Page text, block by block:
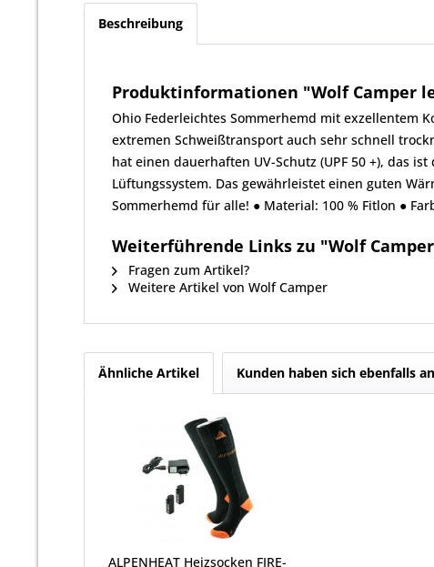
Beschreibung
Produktinformationen "Wolf Camper
Ohio Federleichtes Sommerhemd mit exzellentem
extremen Schweißtransport auch sehr schnell
hat einen dauerhaften UV-Schutz (UPF 50 +), das
Lüftungssystem. Das gewährleistet einen guten
Sommerhemd für alle! ● Material: 100 % Fitlon ●
Weiterführende Links zu "Wolf
Fragen zum Artikel?
Weitere Artikel von Wolf Camper
Ähnliche Artikel Kunden haben sich ebenfalls
ALPENHEAT Heizsocken FIRE-